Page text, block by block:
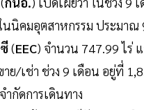
นิคมอุตสาหกรรม ประมาณ
(EEC) จำนวน 747.99 ไร่
/เช่า ช่วง 9 เดือน อยู่ที่
ำกัดการเดินทาง